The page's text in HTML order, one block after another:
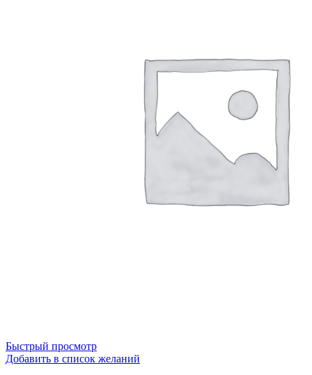
Быстрый просмотр
Добавить в список желаний